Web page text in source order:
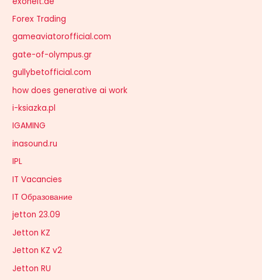
Forex Trading
gameaviatorofficial.com
gate-of-olympus.gr
gullybetofficial.com
how does generative ai work
i-ksiazka.pl
IGAMING
inasound.ru
IPL
IT Vacancies
IT Образование
jetton 23.09
Jetton KZ
Jetton KZ v2
Jetton RU